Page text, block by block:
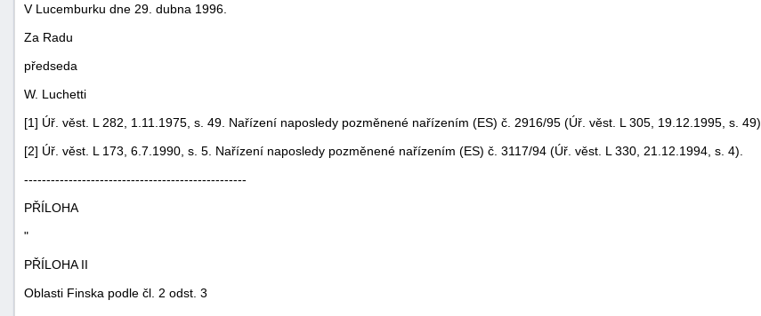
V Lucemburku dne 29. dubna 1996.
Za Radu
předseda
W. Luchetti
[1] Úř. věst. L 282, 1.11.1975, s. 49. Nařízení naposledy pozměnené nařízením (ES) č. 2916/95 (Úř. věst. L 305, 19.12.1995, s. 49).
[2] Úř. věst. L 173, 6.7.1990, s. 5. Nařízení naposledy pozměnené nařízením (ES) č. 3117/94 (Úř. věst. L 330, 21.12.1994, s. 4).
--------------------------------------------------
PŘÍLOHA
"
PŘÍLOHA II
Oblasti Finska podle čl. 2 odst. 3